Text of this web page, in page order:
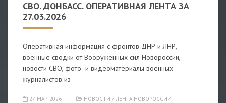
СВО. ДОНБАСС. ОПЕРАТИВНАЯ ЛЕНТА ЗА
27.03.2026
Оперативная информация с фронтов ДНР и ЛНР,
военные сводки от Вооруженных сил Новороссии,
новости СВО, фото- и видеоматериалы военных
журналистов из
27-МАР-2026 НОВОСТИ / ЛЕНТА НОВОРОССИИ